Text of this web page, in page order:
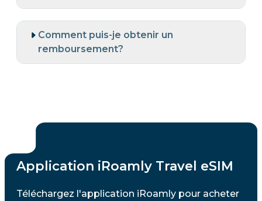
Comment puis-je obtenir un
remboursement?
Application iRoamly Travel eSIM
Téléchargez l'application iRoamly pour acheter